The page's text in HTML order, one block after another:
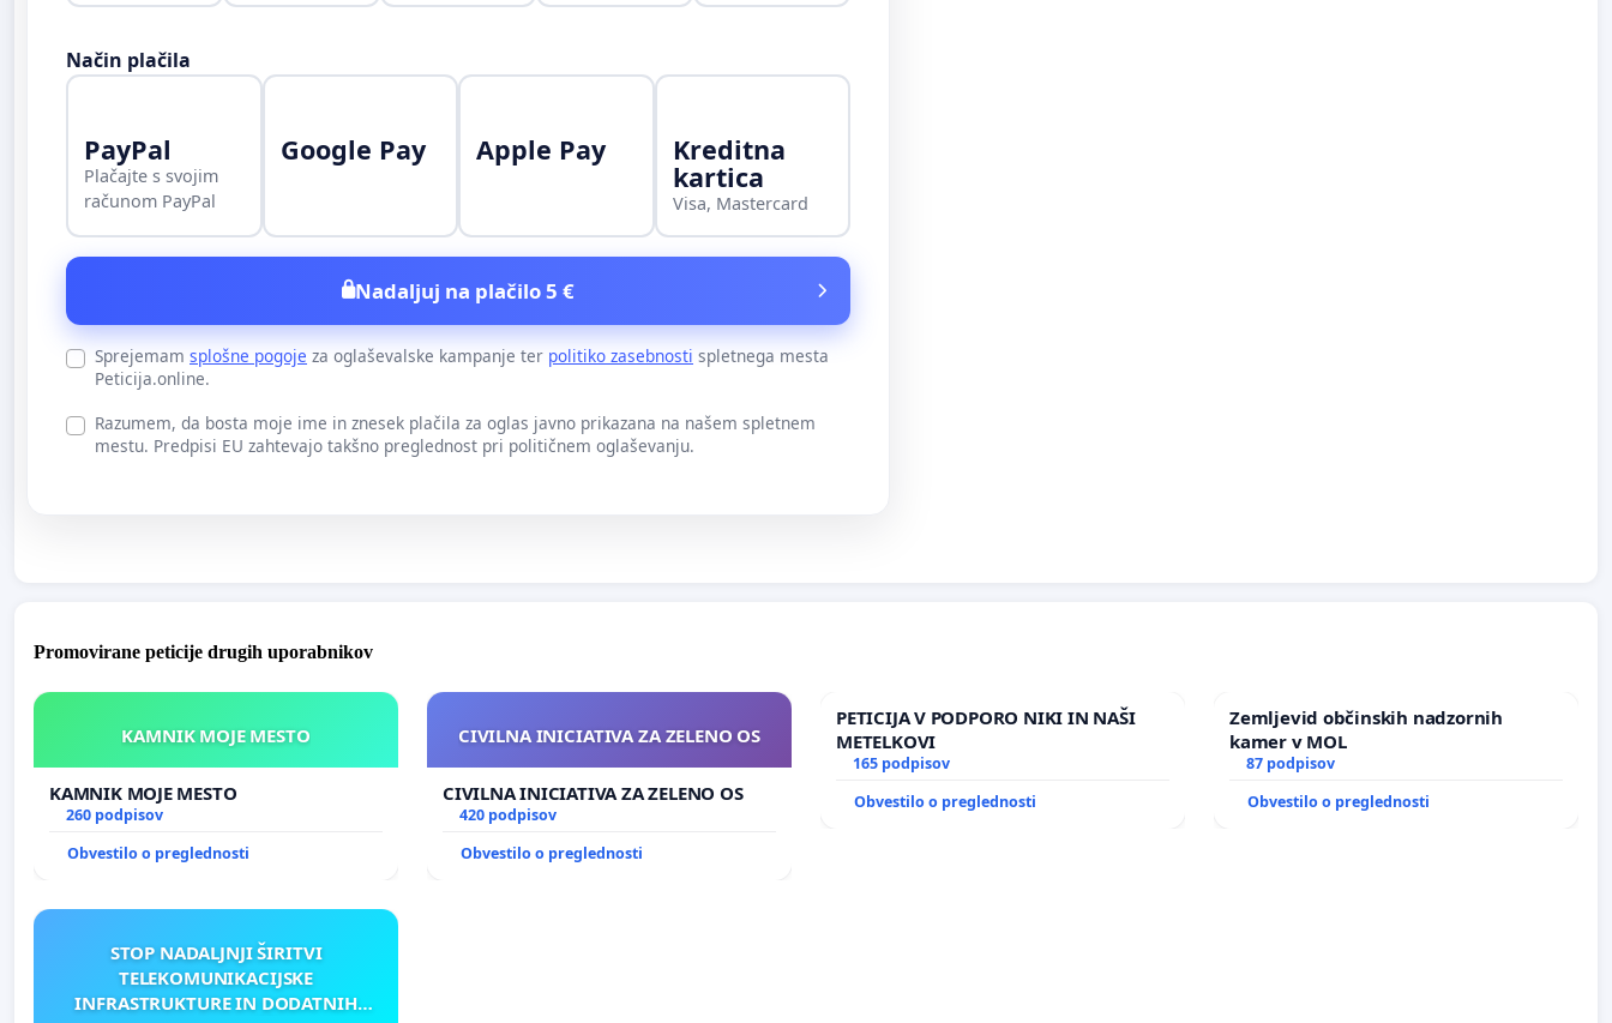
Način plačila
PayPal
Plačajte s svojim
računom PayPal
Google Pay Apple Pay Kreditna
kartica
Visa, Mastercard
Nadaljuj na plačilo 5 €
Sprejemam splošne pogoje za oglaševalske kampanje ter politiko zasebnosti spletnega mesta
Peticija.online.
Razumem, da bosta moje ime in znesek plačila za oglas javno prikazana na našem spletnem
mestu. Predpisi EU zahtevajo takšno preglednost pri političnem oglaševanju.
Promovirane peticije drugih uporabnikov
KAMNIK MOJE MESTO
KAMNIK MOJE MESTO
260 podpisov
Obvestilo o preglednosti
CIVILNA INICIATIVA ZA ZELENO OS
CIVILNA INICIATIVA ZA ZELENO OS
420 podpisov
Obvestilo o preglednosti
PETICIJA V PODPORO NIKI IN NAŠI
METELKOVI
165 podpisov
Obvestilo o preglednosti
Zemljevid občinskih nadzornih
kamer v MOL
87 podpisov
Obvestilo o preglednosti
STOP NADALJNJI ŠIRITVI
TELEKOMUNIKACIJSKE
INFRASTRUKTURE IN DODATNIH